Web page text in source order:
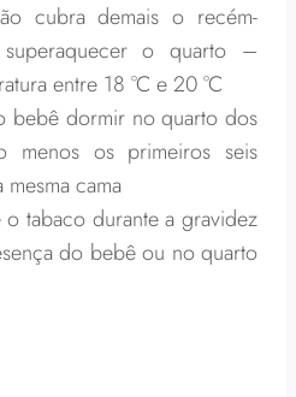
cubra demais o recém-
o quarto –
entre 18 °C e 20 °C
bebê dormir no quarto dos
menos os primeiros seis
mesma cama
o tabaco durante a gravidez
do bebê ou no quarto